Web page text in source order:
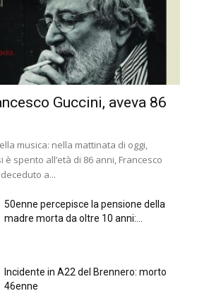
Guccini, aveva 86
musica: nella mattinata di oggi,
è spento all’età di 86 anni, Francesco
a...
50enne percepisce la pensione della
madre morta da oltre 10 anni:...
Incidente in A22 del Brennero: morto
46enne